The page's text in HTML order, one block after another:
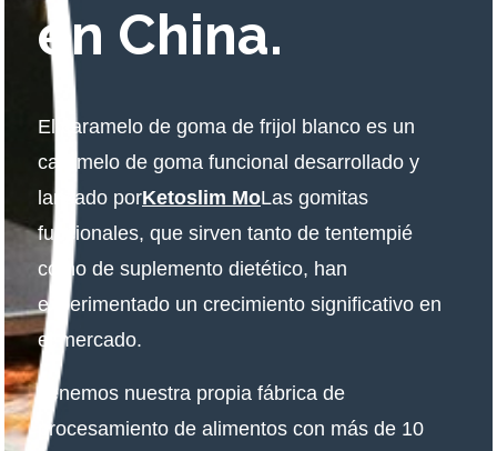
en China.
El caramelo de goma de frijol blanco es un
caramelo de goma funcional desarrollado y
lanzado porKetoslim MoLas gomitas
funcionales, que sirven tanto de tentempié
como de suplemento dietético, han
experimentado un crecimiento significativo en
el mercado.
Tenemos nuestra propia fábrica de
procesamiento de alimentos con más de 10